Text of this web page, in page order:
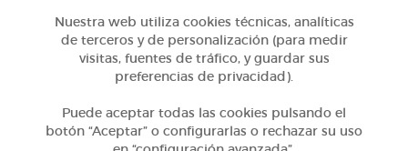
Nuestra web utiliza cookies técnicas, analíticas
de terceros y de personalización (para medir
visitas, fuentes de tráfico, y guardar sus
preferencias de privacidad).
Puede aceptar todas las cookies pulsando el
botón “Aceptar” o configurarlas o rechazar su uso